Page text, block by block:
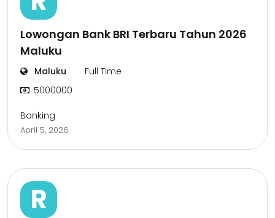
Lowongan Bank BRI Terbaru Tahun 2026
Maluku
Maluku
Full Time
5000000
Banking
April 5, 2026
R